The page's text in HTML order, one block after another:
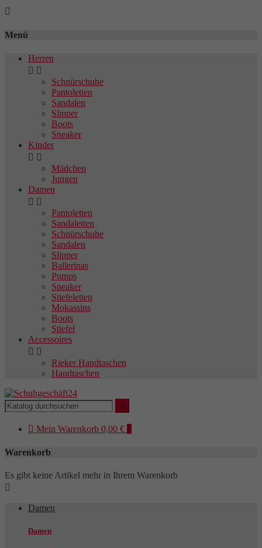

Menü
Herren
 
Schnürschuhe
Pantoletten
Sandalen
Slipper
Boots
Sneaker
Kinder
 
Mädchen
Jungen
Damen
 
Pantoletten
Sandaletten
Schnürschuhe
Sandalen
Slipper
Ballerinas
Pumps
Sneaker
Stiefeletten
Mokassins
Boots
Stiefel
Accessoires
 
Rieker Handtaschen
Handtaschen

 Mein Warenkorb 0,00 €
Warenkorb
Es gibt keine Artikel mehr in Ihrem Warenkorb

Damen
Damen